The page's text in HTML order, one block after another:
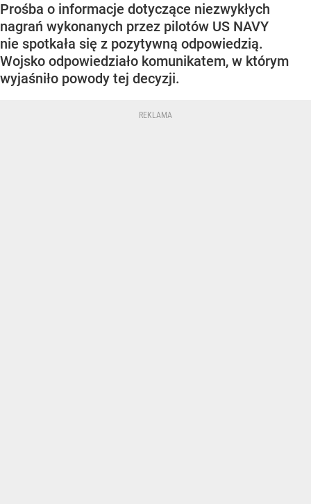
Prośba o informacje dotyczące niezwykłych
nagrań wykonanych przez pilotów US NAVY
nie spotkała się z pozytywną odpowiedzią.
Wojsko odpowiedziało komunikatem, w którym
wyjaśniło powody tej decyzji.